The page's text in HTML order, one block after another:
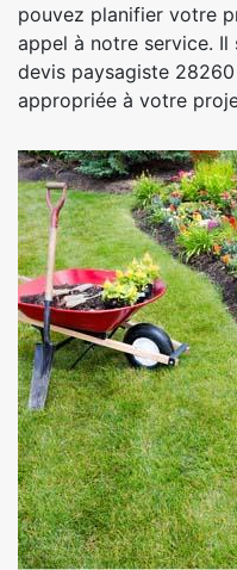
pouvez planifier votre
appel à notre service.
devis paysagiste
appropriée à votre